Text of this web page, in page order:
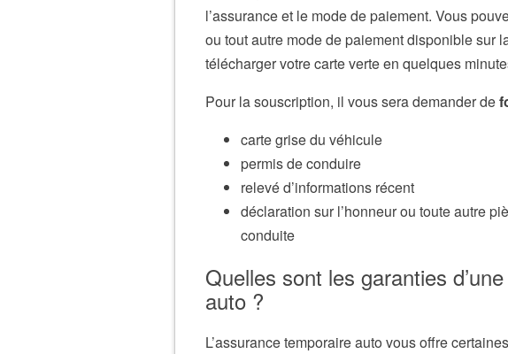
l’assurance et le mode de paiement. Vous
ou tout autre mode de paiement disponible sur
télécharger votre carte verte en quelques
Pour la souscription, il vous sera demander de
carte grise du véhicule
permis de conduire
relevé d’informations récent
déclaration sur l’honneur ou toute autre
conduite
Quelles sont les garanties
auto ?
L’assurance temporaire auto vous offre